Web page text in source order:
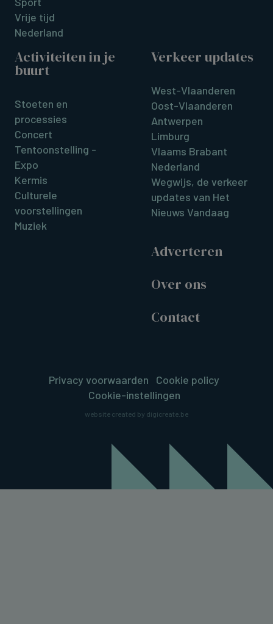
Vrije tijd
Nederland
Activiteiten in je
buurt
Stoeten en
processies
Concert
Tentoonstelling -
Expo
Kermis
Culturele
voorstellingen
Muziek
Verkeer updates
West-Vlaanderen
Oost-Vlaanderen
Antwerpen
Limburg
Vlaams Brabant
Nederland
Wegwijs, de verkeer
updates van Het
Nieuws Vandaag
Adverteren
Over ons
Contact
Privacy voorwaarden
Cookie policy
Cookie-instellingen
website created by digicreate.be